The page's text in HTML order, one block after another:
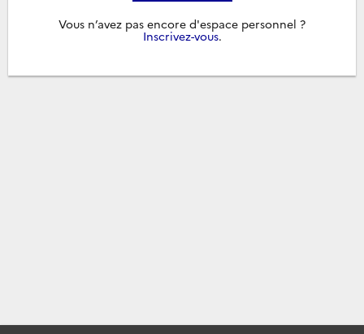
Vous n’avez pas encore d'espace personnel ?
Inscrivez-vous.